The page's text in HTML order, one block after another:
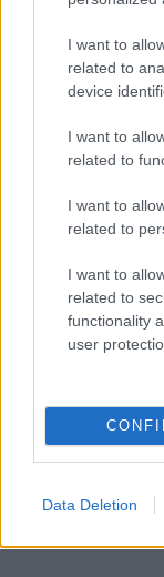
I want to
related to
device
I want to
related to
I want to
related to
I want to
related to
functionality
user
Data Deletion
Forrás: ÁSZ-jelentés
Ami eddig
tervből derül ki:
– az NJEA a
– míg a KEDO